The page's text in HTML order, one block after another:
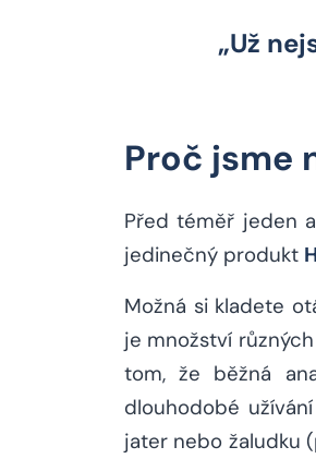
„Už
Proč jsme
Před téměř jeden
jedinečný produkt
Možná si kladete
je množství
tom, že běžná
dlouhodobé
jater nebo žaludku